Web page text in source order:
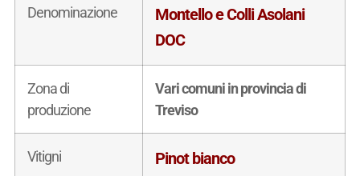
Denominazione
Montello e Colli Asolani
DOC
Zona di
produzione
Vari comuni in provincia di
Treviso
Vitigni Pinot bianco